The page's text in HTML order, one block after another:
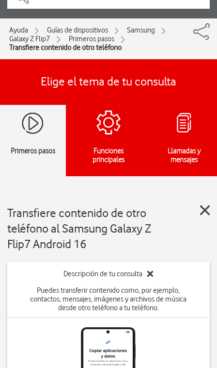
Ayuda Guías de dispositivos
Samsung
Galaxy Z Flip7
Primeros pasos
Transfiere contenido de otro teléfono
Elige el tema de tu consulta
Primeros pasos
Funciones
principales
Llamadas y
mensajes
Transfiere contenido de otro
teléfono al Samsung Galaxy Z
Flip7 Android 16
Descripción de tu consulta
Puedes transferir contenido como, por ejemplo,
contactos, mensajes, imágenes y archivos de música
desde otro teléfono a tu teléfono.